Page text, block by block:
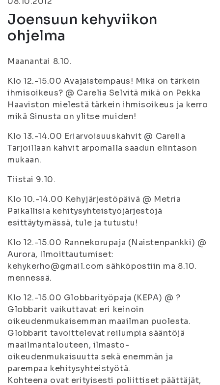
Joensuun kehyviikon
ohjelma
Maanantai 8.10.
Klo 12.-15.00 Avajaistempaus! Mikä on tärkein
ihmisoikeus? @ Carelia Selvitä mikä on Pekka
Haaviston mielestä tärkein ihmisoikeus ja kerro
mikä Sinusta on ylitse muiden!
Klo 13.-14.00 Eriarvoisuuskahvit @ Carelia
Tarjoillaan kahvit arpomalla saadun elintason
mukaan.
Tiistai 9.10.
Klo 10.-14.00 Kehyjärjestöpäivä @ Metria
Paikallisia kehitysyhteistyöjärjestöjä
esittäytymässä, tule ja tutustu!
Klo 12.-15.00 Rannekorupaja (Naistenpankki) @
Aurora, Ilmoittautumiset:
kehykerho@gmail.com sähköpostiin ma 8.10.
mennessä.
Klo 12.-15.00 Globbarityöpaja (KEPA) @ ?
Globbarit vaikuttavat eri keinoin
oikeudenmukaisemman maailman puolesta.
Globbarit tavoittelevat reilumpia sääntöjä
maailmantalouteen, ilmasto-
oikeudenmukaisuutta sekä enemmän ja
parempaa kehitysyhteistyötä.
Kohteena ovat erityisesti poliittiset päättäjät,